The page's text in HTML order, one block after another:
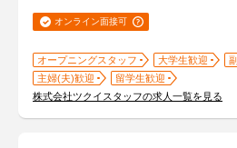
オンライン面接可
オープニングスタッフ 大学生歓迎
主婦(夫)歓迎
留学生歓迎
株式会社ツクイスタッフの求人一覧を見る